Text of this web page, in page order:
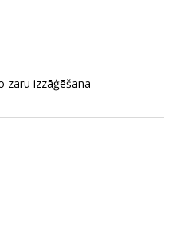
zaru izzāģēšana